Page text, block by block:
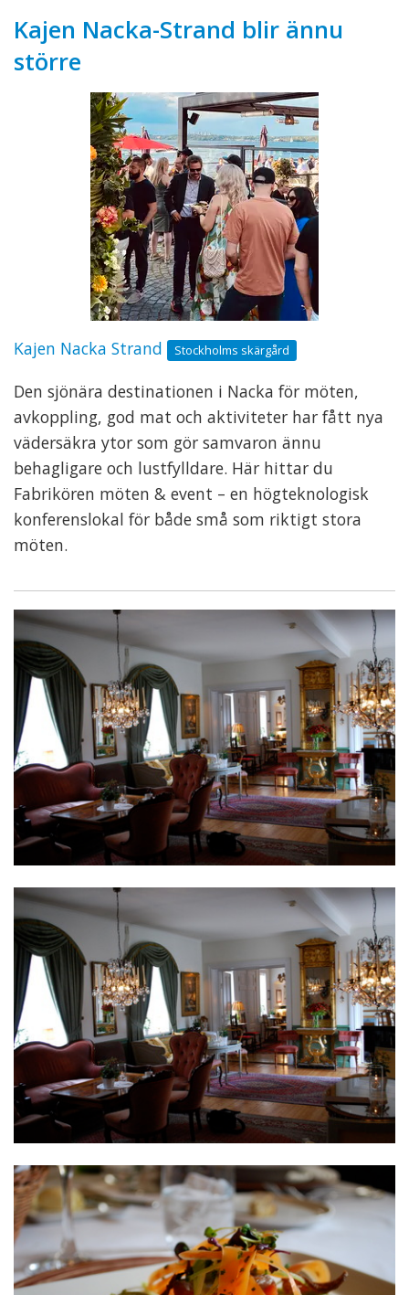
Kajen Nacka-Strand blir ännu
större
Kajen Nacka Strand Stockholms skärgård
Den sjönära destinationen i Nacka för möten,
avkoppling, god mat och aktiviteter har fått nya
vädersäkra ytor som gör samvaron ännu
behagligare och lustfylldare. Här hittar du
Fabrikören möten & event – en högteknologisk
konferenslokal för både små som riktigt stora
möten.